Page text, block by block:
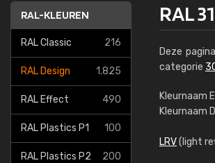
RAL-KLEUREN
RAL Classic 216
RAL Design 1.825
RAL Effect 490
RAL Plastics P1 100
RAL Plastics P2 200
RAL
Deze
categorie
Kleurnaam
Kleurnaam
LRV(light